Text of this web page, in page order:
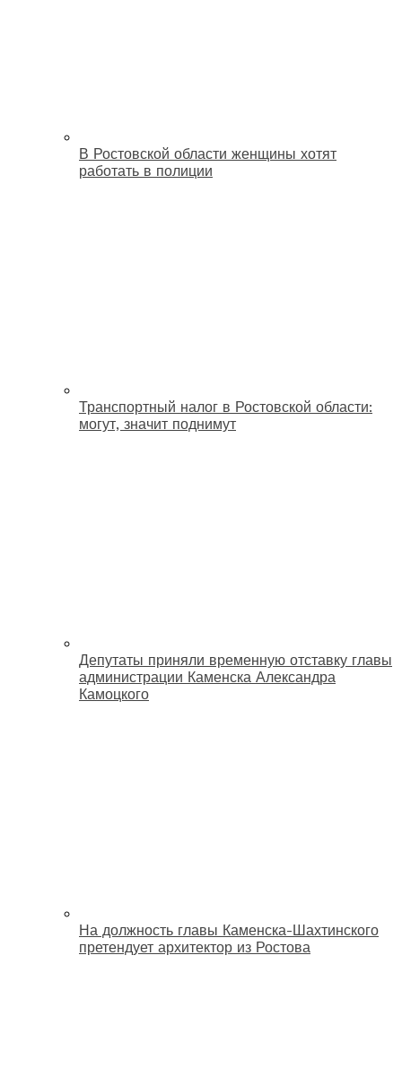
В Ростовской области женщины хотят
работать в полиции
Транспортный налог в Ростовской области:
могут, значит поднимут
Депутаты приняли временную отставку главы
администрации Каменска Александра
Камоцкого
На должность главы Каменска-Шахтинского
претендует архитектор из Ростова